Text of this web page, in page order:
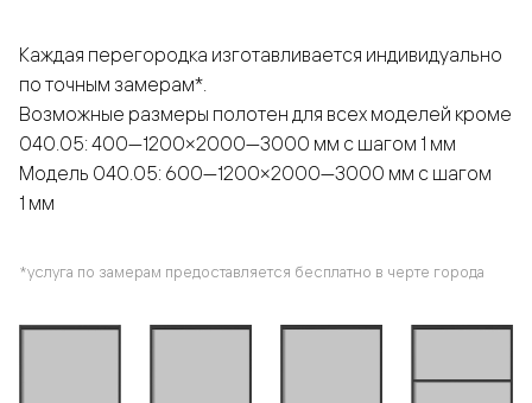
Каждая перегородка изготавливается индивидуально
по точным замерам*.
Возможные размеры полотен для всех моделей кроме
040.05: 400—1200×2000—3000 мм с шагом 1 мм
Модель 040.05: 600—1200×2000—3000 мм с шагом
1 мм
*услуга по замерам предоставляется бесплатно в черте города